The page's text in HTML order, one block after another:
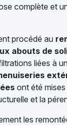
complète et
procédé au
abouts de
liées à
ont été
et la
les